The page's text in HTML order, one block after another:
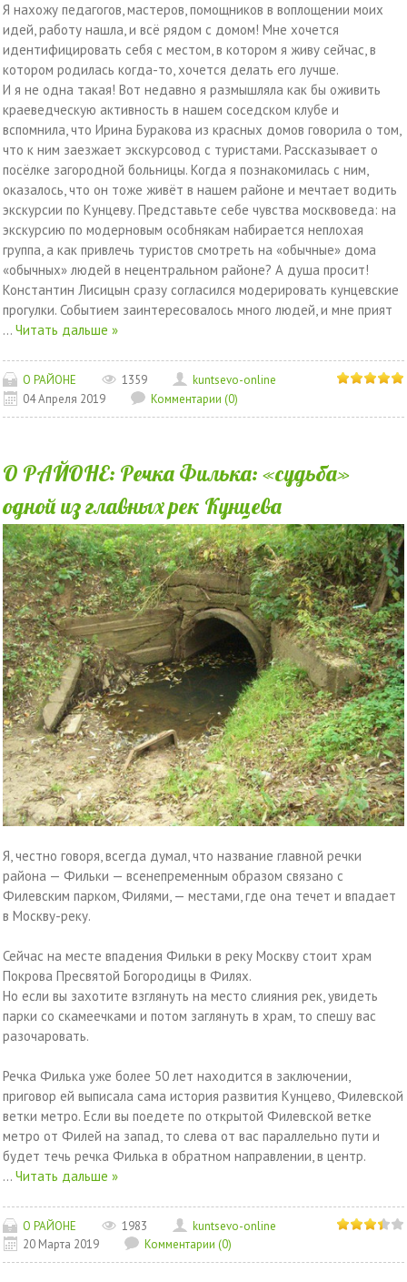
Я нахожу педагогов, мастеров, помощников в воплощении моих
идей, работу нашла, и всё рядом с домом! Мне хочется
идентифицировать себя с местом, в котором я живу сейчас, в
котором родилась когда-то, хочется делать его лучше.
И я не одна такая! Вот недавно я размышляла как бы оживить
краеведческую активность в нашем соседском клубе и
вспомнила, что Ирина Буракова из красных домов говорила о том,
что к ним заезжает экскурсовод с туристами. Рассказывает о
посёлке загородной больницы. Когда я познакомилась с ним,
оказалось, что он тоже живёт в нашем районе и мечтает водить
экскурсии по Кунцеву. Представьте себе чувства москвоведа: на
экскурсию по модерновым особнякам набирается неплохая
группа, а как привлечь туристов смотреть на «обычные» дома
«обычных» людей в нецентральном районе? А душа просит!
Константин Лисицын сразу согласился модерировать кунцевские
прогулки. Событием заинтересовалось много людей, и мне прият
... Читать дальше »
О РАЙОНЕ 1359
kuntsevo-online
04 Апреля 2019
Комментарии (0)
О РАЙОНЕ: Речка Филька: «судьба»
одной из главных рек Кунцева
Я, честно говоря, всегда думал, что название главной речки
района — Фильки — всенепременным образом связано с
Филевским парком, Филями, — местами, где она течет и впадает
в Москву-реку.
Сейчас на месте впадения Фильки в реку Москву стоит храм
Покрова Пресвятой Богородицы в Филях.
Но если вы захотите взглянуть на место слияния рек, увидеть
парки со скамеечками и потом заглянуть в храм, то спешу вас
разочаровать.
Речка Филька уже более 50 лет находится в заключении,
приговор ей выписала сама история развития Кунцево, Филевской
ветки метро. Если вы поедете по открытой Филевской ветке
метро от Филей на запад, то слева от вас параллельно пути и
будет течь речка Филька в обратном направлении, в центр.
... Читать дальше »
О РАЙОНЕ 1983
kuntsevo-online
20 Марта 2019
Комментарии (0)